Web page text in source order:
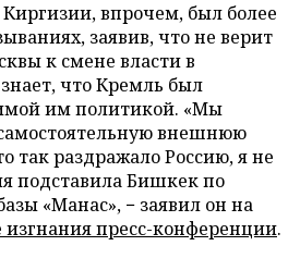
впрочем, был более
заявив, что не верит
к смене власти в
что Кремль был
им политикой. «Мы
внешнюю
так раздражало Россию, я не
подставила Бишкек по
«Манас», − заявил он на
изгнания пресс-конференции.